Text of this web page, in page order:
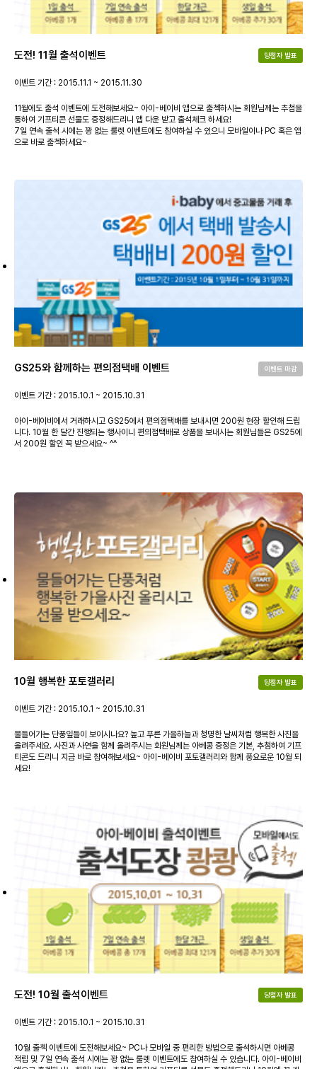
도전! 11월 출석이벤트 당첨자 발표
이벤트 기간 : 2015.11.1 ~ 2015.11.30
11월에도 출석 이벤트에 도전해보세요~ 아이-베이비 앱으로 출첵하시는 회원님께는 추첨을
통하여 기프티콘 선물도 증정해드리니 앱 다운 받고 출석체크 하세요!
7일 연속 출석 시에는 꽝 없는 룰렛 이벤트에도 참여하실 수 있으니 모바일이나 PC 혹은 앱
으로 바로 출첵하세요~
GS25와 함께하는 편의점택배 이벤트 이벤트 마감
이벤트 기간 : 2015.10.1 ~ 2015.10.31
아이-베이비에서 거래하시고 GS25에서 편의점택배를 보내시면 200원 현장 할인해 드립
니다. 10월 한 달간 진행되는 행사이니 편의점택배로 상품을 보내시는 회원님들은 GS25에
서 200원 할인 꼭 받으세요~ ^^
10월 행복한 포토갤러리 당첨자 발표
이벤트 기간 : 2015.10.1 ~ 2015.10.31
물들어가는 단풍잎들이 보이시나요? 높고 푸른 가을하늘과 청명한 날씨처럼 행복한 사진을
올려주세요. 사진과 사연을 함께 올려주시는 회원님께는 아베콩 증정은 기본, 추첨하여 기프
티콘도 드리니 지금 바로 참여해보세요~ 아이-베이비 포토갤러리와 함께 풍요로운 10월 되
세요!
도전! 10월 출석이벤트 당첨자 발표
이벤트 기간 : 2015.10.1 ~ 2015.10.31
10월 출첵 이벤트에 도전해보세요~ PC나 모바일 중 편리한 방법으로 출석하시면 아베콩
적립 및 7일 연속 출석 시에는 꽝 없는 룰렛 이벤트에도 참여하실 수 있습니다. 아이-베이비